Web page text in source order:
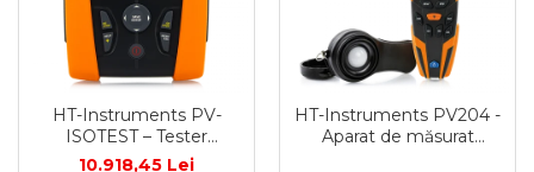
HT-Instruments PV-
ISOTEST – Tester
multifuncțional pentru
10.918,45 Lei
HT-Instruments PV204 -
Aparat de măsurat